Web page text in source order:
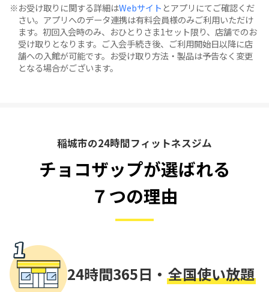
お受け取りに関する詳細はWebサイト とアプリにてご確認くだ
さい。アプリへのデータ連携は有料会員様のみご利用いただけ
ます。初回入会時のみ、おひとりさま1セット限り、店舗でのお
受け取りとなります。ご入会手続き後、ご利用開始日以降に店
舗への入館が可能です。お受け取り方法・製品は予告なく変更
となる場合がございます。
稲城市の24時間フィットネスジム
チョコザップが選ばれる
７つの理由
24時間365日・ 全国使い放題